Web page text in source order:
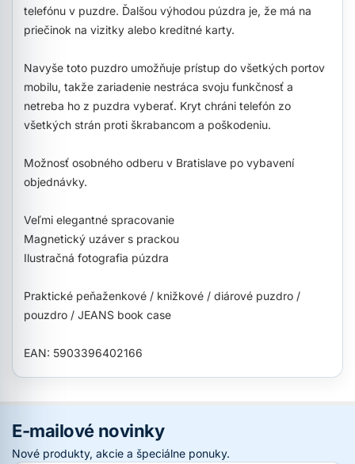
telefónu v puzdre. Ďalšou výhodou púzdra je, že má na
priečinok na vizitky alebo kreditné karty.
Navyše toto puzdro umožňuje prístup do všetkých portov
mobilu, takže zariadenie nestráca svoju funkčnosť a
netreba ho z puzdra vyberať. Kryt chráni telefón zo
všetkých strán proti škrabancom a poškodeniu.
Možnosť osobného odberu v Bratislave po vybavení
objednávky.
Veľmi elegantné spracovanie
Magnetický uzáver s prackou
Ilustračná fotografia púzdra
Praktické peňaženkové / knižkové / diárové puzdro /
pouzdro / JEANS book case
EAN: 5903396402166
E-mailové novinky
Nové produkty, akcie a špeciálne ponuky.